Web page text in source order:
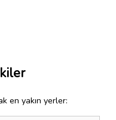
en yakın yerler: